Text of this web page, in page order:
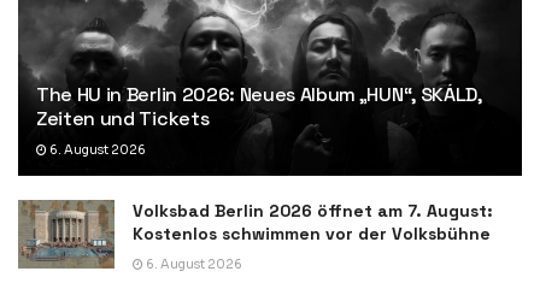
The HU in Berlin 2026: Neues Album „HUN“, SKÁLD,
Zeiten und Tickets
6. August 2026
Volksbad Berlin 2026 öffnet am 7. August:
Kostenlos schwimmen vor der Volksbühne
6. August 2026